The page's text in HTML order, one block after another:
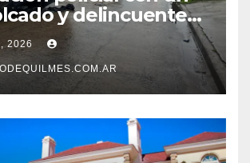
y delincuentes
en San Francisco
2026